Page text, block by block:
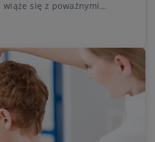
się z poważnymi
doprowadzić do tej